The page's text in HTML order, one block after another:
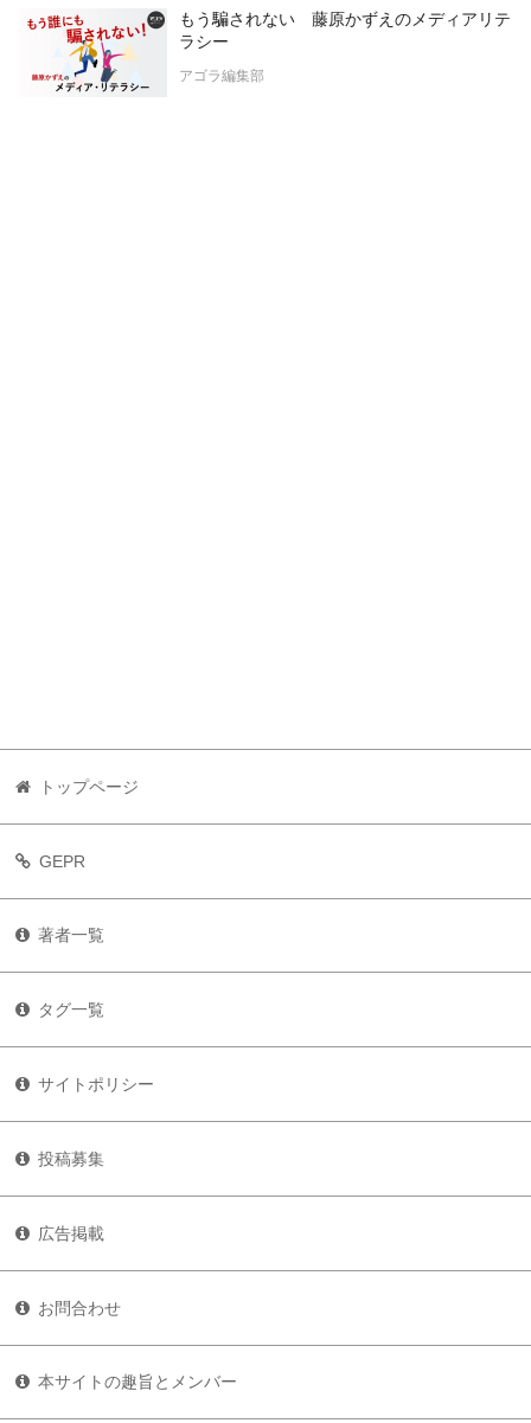
もう騙されない 藤原かずえのメディアリテ
ラシー
アゴラ編集部
トップページ
GEPR
著者一覧
タグ一覧
サイトポリシー
投稿募集
広告掲載
お問合わせ
本サイトの趣旨とメンバー